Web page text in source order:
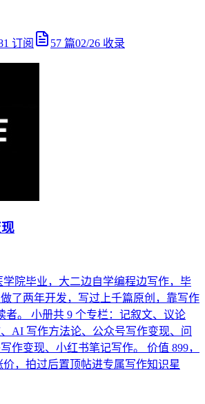
订阅 57 篇02/26 收录
院毕业，大二边自学编程边写作，毕
了两年开发，写过上千篇原创，靠写作
者。 小册共 9 个专栏：记叙文、议论
AI 写作方法论、公众号写作变现、问
作变现、小红书笔记写作。 价值 899，
价，拍过后置顶帖进专属写作知识星